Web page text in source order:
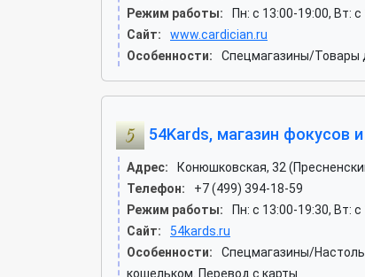
Режим работы:
Пн: c 13:00-19:00, Вт:
Сайт:
www.cardician.ru
Особенности:
Спецмагазины/Товары
54Kards, магазин фокусов
Адрес:
Конюшковская, 32
Телефон:
+7 (499) 394-18-59
Режим работы:
Пн: c 13:00-19:30, Вт:
Сайт:
54kards.ru
Особенности:
Спецмагазины/
кошельком. Перевод с карты